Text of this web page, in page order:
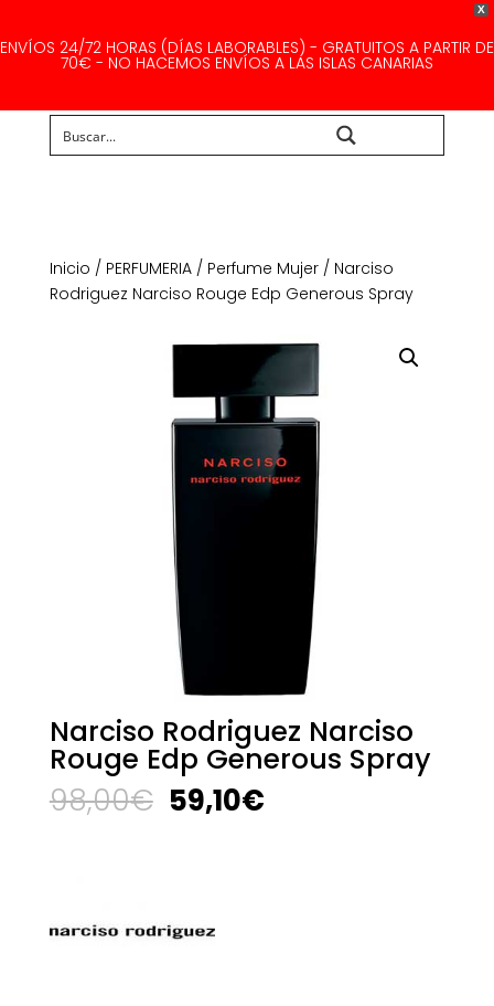
X
ENVÍOS 24/72 HORAS (DÍAS LABORABLES) - GRATUITOS A PARTIR DE
70€ - NO HACEMOS ENVÍOS A LAS ISLAS CANARIAS
Inicio / PERFUMERIA/ Perfume Mujer/ Narciso
Rodriguez Narciso Rouge Edp Generous Spray
Narciso Rodriguez Narciso
Rouge Edp Generous Spray
98,00€ El
precio
59,10€El